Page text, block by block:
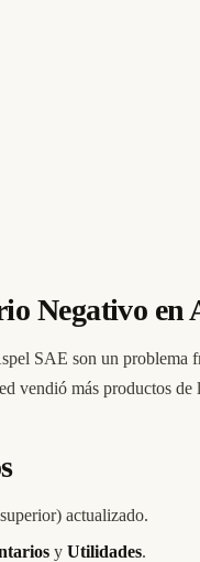
Negativo en
SAE son un problema
vendió más productos
actualizado.
y Utilidades.